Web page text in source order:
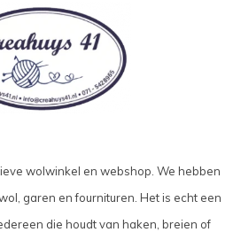
wolwinkel en webshop. We hebben
garen en fournituren. Het is echt een
die houdt van haken, breien of